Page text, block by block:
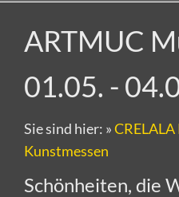
ARTMUC
01.05. -
Sie sind hier: »
Kunstmessen
Schönheiten, die